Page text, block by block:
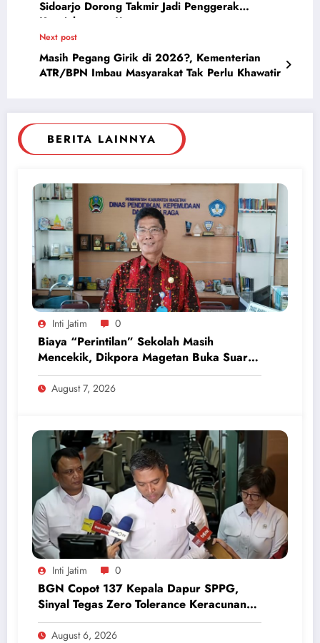
Sidoarjo Dorong Takmir Jadi Penggerak
Kesejahteraan Umat
Next post
Masih Pegang Girik di 2026?, Kementerian
ATR/BPN Imbau Masyarakat Tak Perlu Khawatir
BERITA LAINNYA
Inti Jatim 0
Biaya “Perintilan” Sekolah Masih
Mencekik, Dikpora Magetan Buka Suara
Soal Polemik Seragam dan Modul
August 7, 2026
Inti Jatim 0
BGN Copot 137 Kepala Dapur SPPG,
Sinyal Tegas Zero Tolerance Keracunan
Makanan dan Korupsi
August 6, 2026